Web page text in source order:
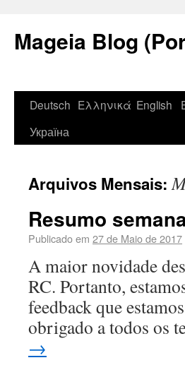
Mageia Blog
Deutsch Ελληνικά English
Україна
Arquivos Mensais:
Resumo
Publicado em 27 de Maio de 2017
A maior novidade
RC. Portanto,
feedback que
obrigado a todos os
→